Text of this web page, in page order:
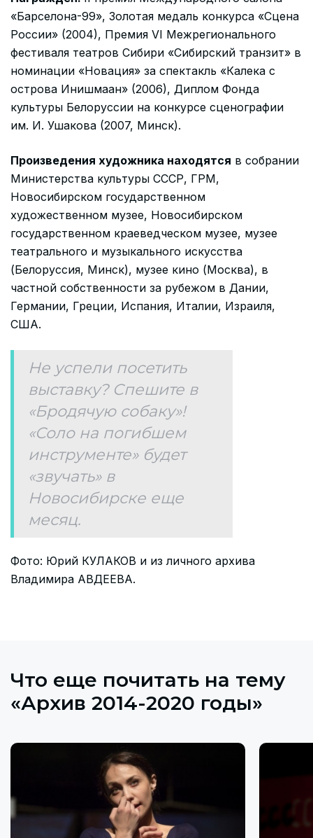
«Барселона-99», Золотая медаль конкурса «Сцена
России» (2004), Премия VI Межрегионального
фестиваля театров Сибири «Сибирский транзит» в
номинации «Новация» за спектакль «Калека с
острова Инишмаан» (2006), Диплом Фонда
культуры Белоруссии на конкурсе сценографии
им. И. Ушакова (2007, Минск).
Произведения художника находятся в собрании
Министерства культуры СССР, ГРМ,
Новосибирском государственном
художественном музее, Новосибирском
государственном краеведческом музее, музее
театрального и музыкального искусства
(Белоруссия, Минск), музее кино (Москва), в
частной собственности за рубежом в Дании,
Германии, Греции, Испания, Италии, Израиля,
США.
Не успели посетить
выставку? Спешите в
«Бродячую собаку»!
«Соло на погибшем
инструменте» будет
«звучать» в
Новосибирске еще
месяц.
Фото: Юрий КУЛАКОВ и из личного архива
Владимира АВДЕЕВА.
Что еще почитать на тему
«Архив 2014-2020 годы»